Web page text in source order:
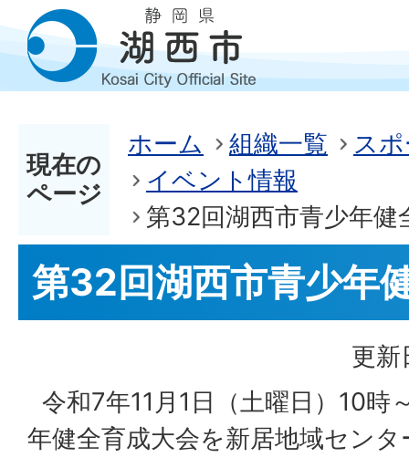
現在の
ページ
ホーム 組織一覧
ス
イベント情報
第32回湖西市青少年健
第32回湖西市青少年
更新
令和7年11月1日（土曜日）10時
年健全育成大会を新居地域セン